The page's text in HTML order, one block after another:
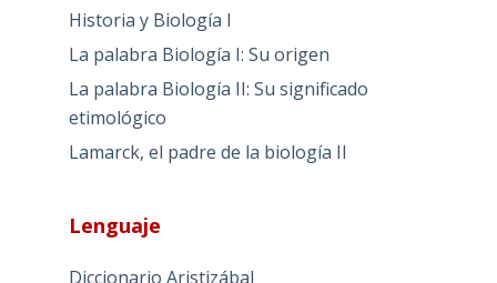
Historia y Biología I
La palabra Biología I: Su origen
La palabra Biología II: Su significado
etimológico
Lamarck, el padre de la biología II
Lenguaje
Diccionario Aristizábal